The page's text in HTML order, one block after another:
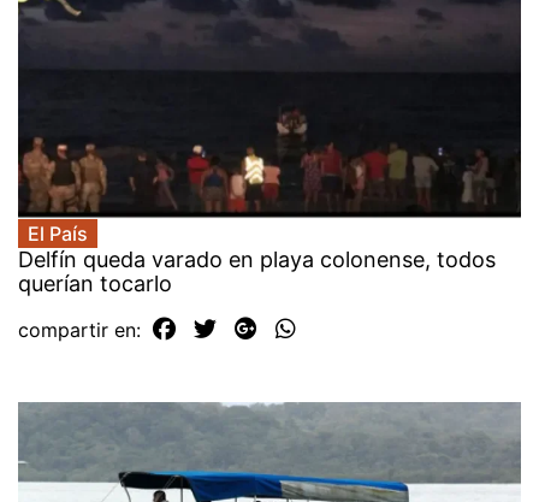
El País
Delfín queda varado en playa colonense, todos
querían tocarlo
compartir en: